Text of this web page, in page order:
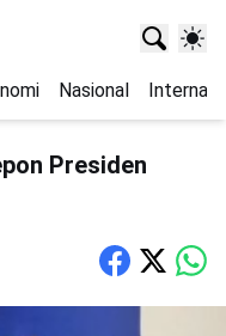
Nasional
Presiden